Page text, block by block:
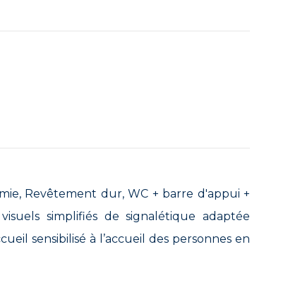
Revêtement dur, WC + barre d'appui +
simplifiés de signalétique adaptée
sensibilisé à l’accueil des personnes en